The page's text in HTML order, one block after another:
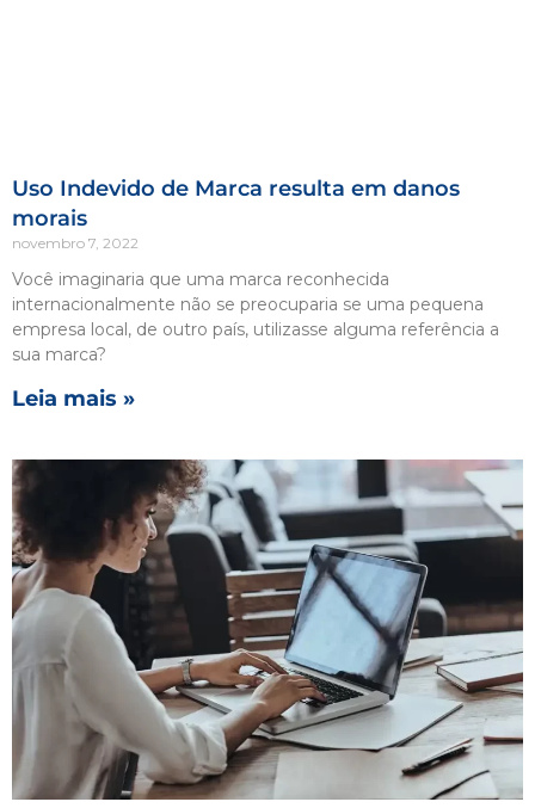
Uso Indevido de Marca resulta em danos
morais
novembro 7, 2022
Você imaginaria que uma marca reconhecida
internacionalmente não se preocuparia se uma pequena
empresa local, de outro país, utilizasse alguma referência a
sua marca?
Leia mais »